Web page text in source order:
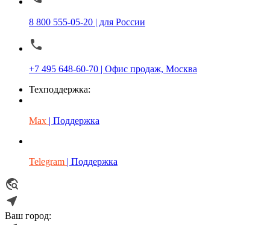
8 800 555-05-20 | для России
+7 495 648-60-70 | Офис продаж, Москва
Техподдержка:
Max | Поддержка
Telegram | Поддержка
Ваш город: